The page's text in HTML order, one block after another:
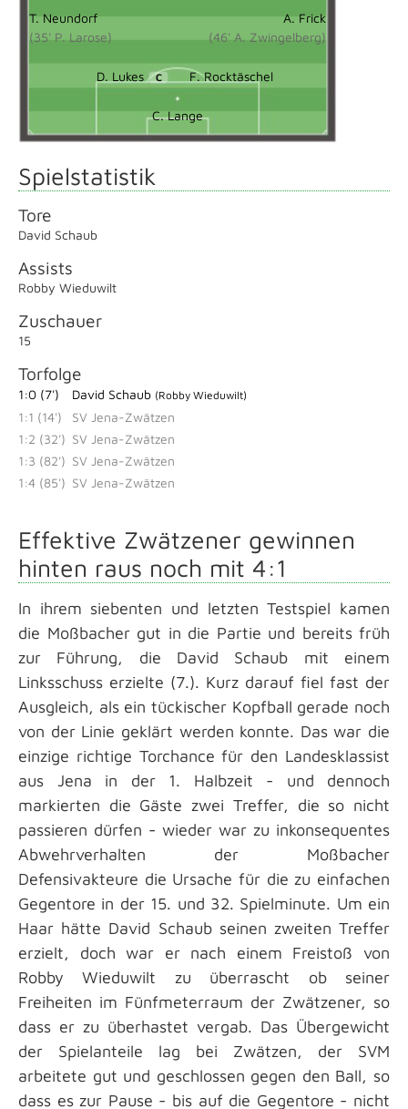
T. Neundorf
(35' P. Larose)
A. Frick
(46' A. Zwingelberg)
D. Lukes C F. Rocktäschel
C. Lange
Spielstatistik
Tore
David Schaub
Assists
Robby Wieduwilt
Zuschauer
15
Torfolge
1:0 (7') David Schaub (Robby Wieduwilt)
1:1 (14')
SV Jena-Zwätzen
1:2 (32') SV Jena-Zwätzen
1:3 (82') SV Jena-Zwätzen
1:4 (85') SV Jena-Zwätzen
Effektive Zwätzener gewinnen
hinten raus noch mit 4:1
In ihrem siebenten und letzten Testspiel kamen
die Moßbacher gut in die Partie und bereits früh
zur Führung, die David Schaub mit einem
Linksschuss erzielte (7.). Kurz darauf fiel fast der
Ausgleich, als ein tückischer Kopfball gerade noch
von der Linie geklärt werden konnte. Das war die
einzige richtige Torchance für den Landesklassist
aus Jena in der 1. Halbzeit - und dennoch
markierten die Gäste zwei Treffer, die so nicht
passieren dürfen - wieder war zu inkonsequentes
Abwehrverhalten der Moßbacher
Defensivakteure die Ursache für die zu einfachen
Gegentore in der 15. und 32. Spielminute. Um ein
Haar hätte David Schaub seinen zweiten Treffer
erzielt, doch war er nach einem Freistoß von
Robby Wieduwilt zu überrascht ob seiner
Freiheiten im Fünfmeterraum der Zwätzener, so
dass er zu überhastet vergab. Das Übergewicht
der Spielanteile lag bei Zwätzen, der SVM
arbeitete gut und geschlossen gegen den Ball, so
dass es zur Pause - bis auf die Gegentore - nicht